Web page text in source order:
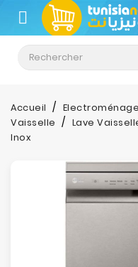
CATÉGORIE
Climatisation
Informatique
Téléphonie
Impression
Accueil
Vaisselle
Lave
Inox